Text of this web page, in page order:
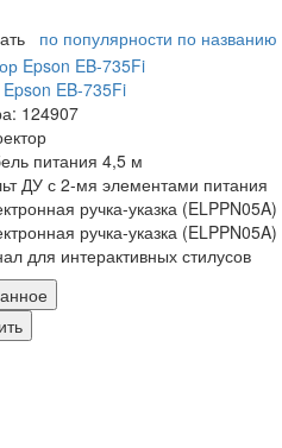
по популярности по названию
EB-735Fi
124907
питания 4,5 м
ДУ с 2-мя элементами питания
ручка-указка (ELPPN05A)
ручка-указка (ELPPN05A)
для интерактивных стилусов